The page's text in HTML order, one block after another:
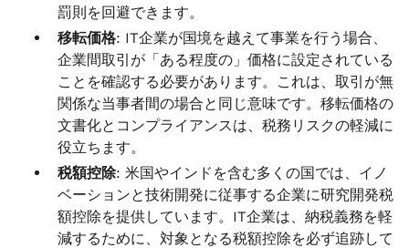
罰則を回避できます。
移転価格: IT企業が国境を越えて事業を行う場合、
企業間取引が「ある程度の」価格に設定されている
ことを確認する必要があります。これは、取引が無
関係な当事者間の場合と同じ意味です。移転価格の
文書化とコンプライアンスは、税務リスクの軽減に
役立ちます。
税額控除: 米国やインドを含む多くの国では、イノ
ベーションと技術開発に従事する企業に研究開発税
額控除を提供しています。IT企業は、納税義務を軽
減するために、対象となる税額控除を必ず追跡して